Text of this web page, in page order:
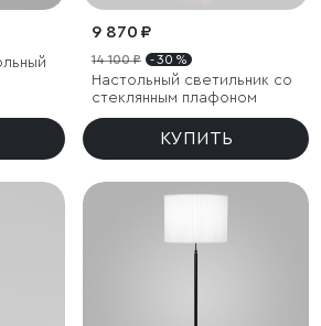
9 870 ₽
14 100 ₽ - 30 %
Настольный светильник со
стеклянным плафоном
КУПИТЬ